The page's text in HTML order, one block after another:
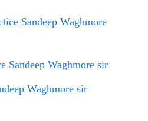
Sandeep Waghmore
Sandeep Waghmore sir
Waghmore sir